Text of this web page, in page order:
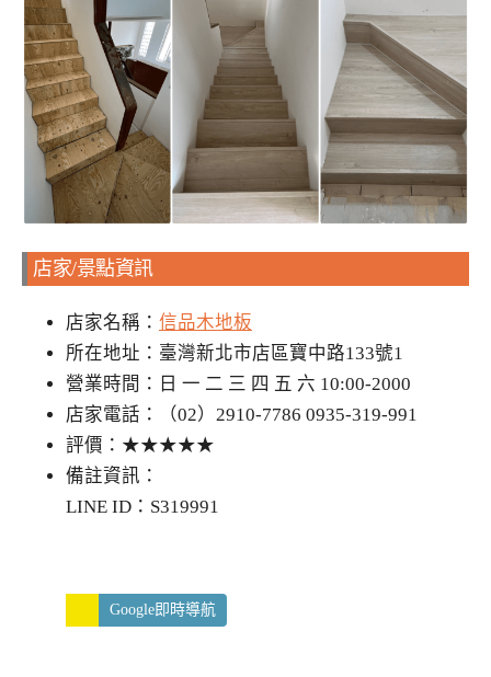
店家/景點資訊
店家名稱： 信品木地板
所在地址：臺灣新北市店區寶中路133號1
營業時間：日 一 二 三 四 五 六 10:00-2000
店家電話：（02）2910-7786 0935-319-991
評價：★★★★★
備註資訊：
LINE ID：S319991
Google即時導航